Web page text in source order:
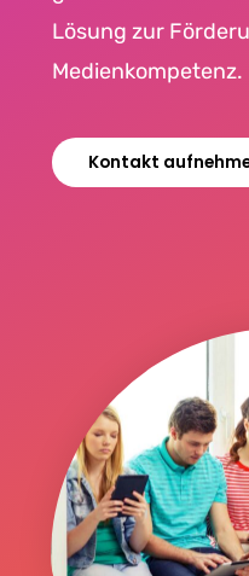
Lösung zur
Medienkompetenz.
Kontakt